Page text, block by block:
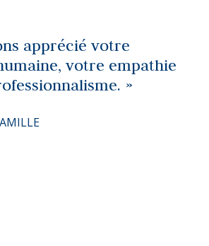
apprécié votre
votre empathie
»